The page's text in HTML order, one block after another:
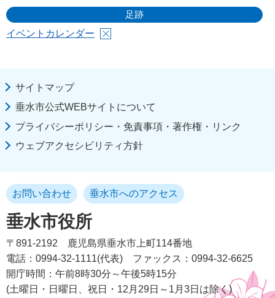
足跡
イベントカレンダー
サイトマップ
垂水市公式WEBサイトについて
プライバシーポリシー・免責事項・著作権・リンク
ウェブアクセシビリティ方針
垂水市役所
お問い合わせ 垂水市へのアクセス
〒891-2192
鹿児島県垂水市上町114番地
電話：0994-32-1111(代表)
ファックス：0994-32-6625
開庁時間：午前8時30分～午後5時15分
(土曜日・日曜日、祝日・12月29日～1月3日は除く)